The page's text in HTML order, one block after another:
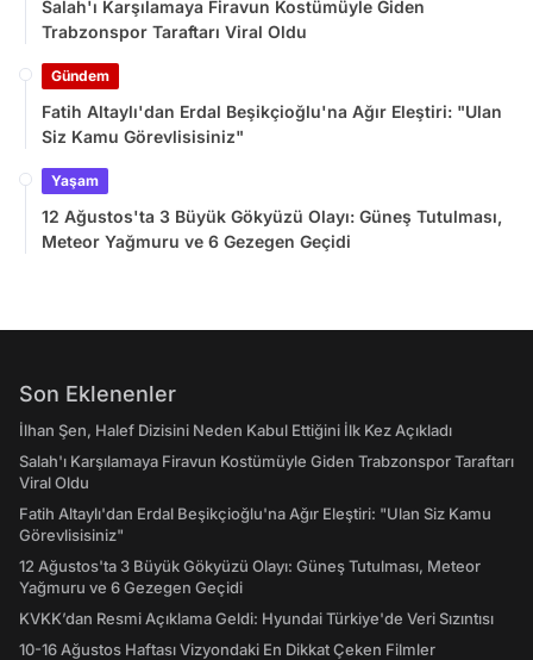
Salah'ı Karşılamaya Firavun Kostümüyle Giden
Trabzonspor Taraftarı Viral Oldu
Gündem
Fatih Altaylı'dan Erdal Beşikçioğlu'na Ağır Eleştiri: "Ulan
Siz Kamu Görevlisisiniz"
Yaşam
12 Ağustos'ta 3 Büyük Gökyüzü Olayı: Güneş Tutulması,
Meteor Yağmuru ve 6 Gezegen Geçidi
Son Eklenenler
İlhan Şen, Halef Dizisini Neden Kabul Ettiğini İlk Kez Açıkladı
Salah'ı Karşılamaya Firavun Kostümüyle Giden Trabzonspor Taraftarı
Viral Oldu
Fatih Altaylı'dan Erdal Beşikçioğlu'na Ağır Eleştiri: "Ulan Siz Kamu
Görevlisisiniz"
12 Ağustos'ta 3 Büyük Gökyüzü Olayı: Güneş Tutulması, Meteor
Yağmuru ve 6 Gezegen Geçidi
KVKK’dan Resmi Açıklama Geldi: Hyundai Türkiye'de Veri Sızıntısı
10-16 Ağustos Haftası Vizyondaki En Dikkat Çeken Filmler